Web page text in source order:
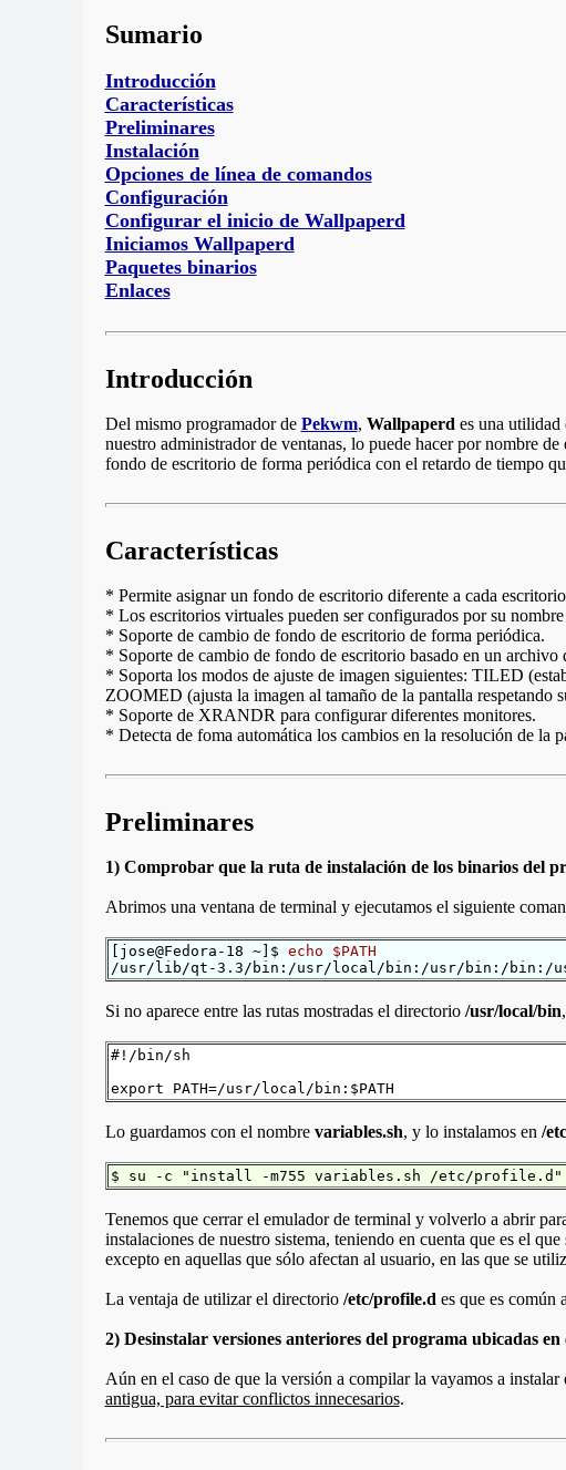
Sumario
Introducción
Características
Preliminares
Instalación
Opciones de línea de comandos
Configuración
Configurar el inicio de Wallpaperd
Iniciamos Wallpaperd
Paquetes binarios
Enlaces
Introducción
Del mismo programador de Pekwm, Wallpaperd es una utilidad
nuestro administrador de ventanas, lo puede hacer por nombre
fondo de escritorio de forma periódica con el retardo de tiempo
Características
* Permite asignar un fondo de escritorio diferente a cada
* Los escritorios virtuales pueden ser configurados por su
* Soporte de cambio de fondo de escritorio de forma periódica.
* Soporte de cambio de fondo de escritorio basado en un
* Soporta los modos de ajuste de imagen siguientes: TILED
ZOOMED (ajusta la imagen al tamaño de la pantalla
* Soporte de XRANDR para configurar diferentes monitores.
* Detecta de foma automática los cambios en la resolución de la
Preliminares
1) Comprobar que la ruta de instalación de los binarios del
Abrimos una ventana de terminal y ejecutamos el siguiente
[jose@Fedora-18 ~]$ echo $PATH
/usr/lib/qt-3.3/bin:/usr/local/bin:/usr/bin:/bin:/
Si no aparece entre las rutas mostradas el directorio /usr/local/bin
#!/bin/sh
export PATH=/usr/local/bin:$PATH
Lo guardamos con el nombre variables.sh, y lo instalamos en /
$ su -c "install -m755 variables.sh /etc/profile.d"
Tenemos que cerrar el emulador de terminal y volverlo a abrir
instalaciones de nuestro sistema, teniendo en cuenta que es el
excepto en aquellas que sólo afectan al usuario, en las que se
La ventaja de utilizar el directorio /etc/profile.d es que es común
2) Desinstalar versiones anteriores del programa ubicadas
Aún en el caso de que la versión a compilar la vayamos a
antigua, para evitar conflictos innecesarios.